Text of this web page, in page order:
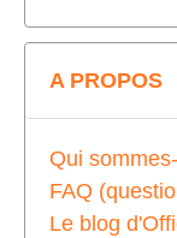
A PROPOS
Qui
FAQ
Le blog